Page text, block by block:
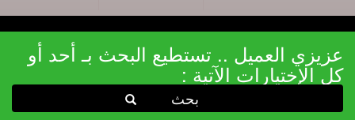
عزيزي العميل .. تستطيع البحث بـ أحد أو
كل الإختيارات الآتية :